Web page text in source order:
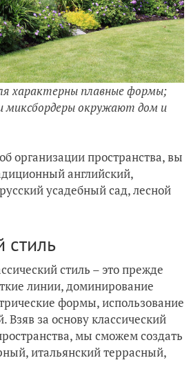
характерны плавные формы;
миксбордеры окружают дом и
организации пространства, вы
английский,
усадебный сад, лесной
стиль
стиль – это прежде
линии, доминирование
формы, использование
Взяв за основу классический
мы сможем создать
итальянский террасный,